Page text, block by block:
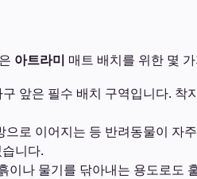
아트라미 매트 배치를 위한 몇
앞은 필수 배치 구역입니다. 착
로 이어지는 등 반려동물이 자
니다.
이나 물기를 닦아내는 용도로도